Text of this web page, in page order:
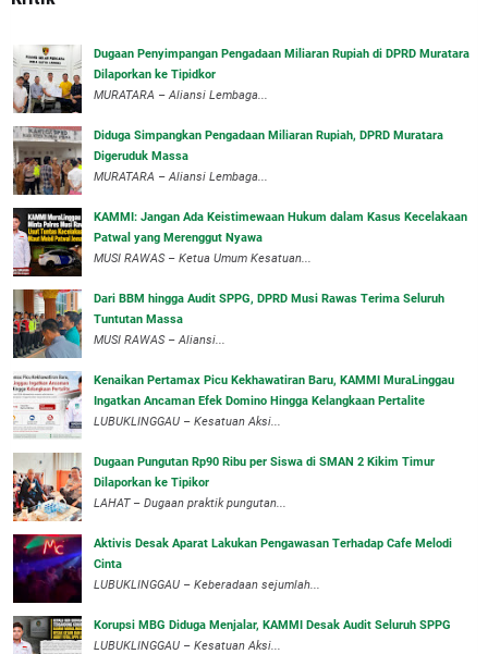
‎Dugaan Penyimpangan Pengadaan Miliaran Rupiah di DPRD Muratara
Dilaporkan ke Tipidkor
‎MURATARA – Aliansi Lembaga...
Diduga Simpangkan Pengadaan Miliaran Rupiah, DPRD Muratara
Digeruduk Massa
‎MURATARA – Aliansi Lembaga...
‎KAMMI: Jangan Ada Keistimewaan Hukum dalam Kasus Kecelakaan
Patwal yang Merenggut Nyawa
‎MUSI RAWAS – Ketua Umum Kesatuan...
Dari BBM hingga Audit SPPG, DPRD Musi Rawas Terima Seluruh
Tuntutan Massa
MUSI RAWAS – Aliansi...
‎Kenaikan Pertamax Picu Kekhawatiran Baru, KAMMI MuraLinggau
Ingatkan Ancaman Efek Domino Hingga Kelangkaan Pertalite
‎LUBUKLINGGAU – Kesatuan Aksi...
Dugaan Pungutan Rp90 Ribu per Siswa di SMAN 2 Kikim Timur
Dilaporkan ke Tipikor
LAHAT – Dugaan praktik pungutan...
Aktivis Desak Aparat Lakukan Pengawasan Terhadap Cafe Melodi
Cinta
LUBUKLINGGAU – Keberadaan sejumlah...
Korupsi MBG Diduga Menjalar, KAMMI Desak Audit Seluruh SPPG
‎LUBUKLINGGAU – Kesatuan Aksi...